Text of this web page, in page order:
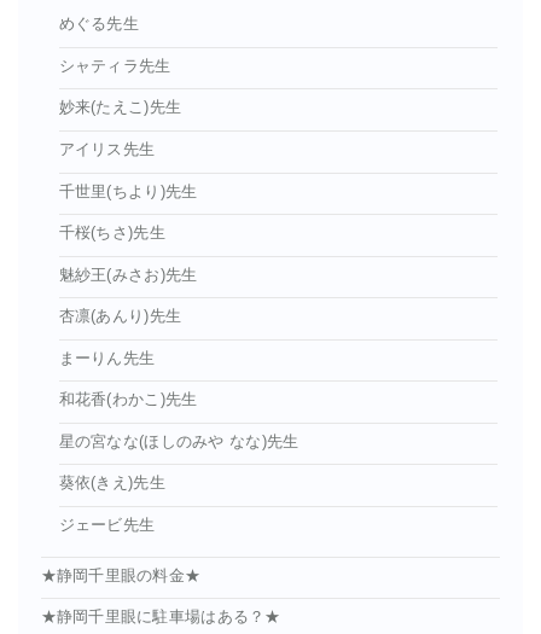
めぐる先生
シャティラ先生
妙来(たえこ)先生
アイリス先生
千世里(ちより)先生
千桜(ちさ)先生
魅紗王(みさお)先生
杏凛(あんり)先生
まーりん先生
和花香(わかこ)先生
星の宮なな(ほしのみや なな)先生
葵依(きえ)先生
ジェービ先生
★静岡千里眼の料金★
★静岡千里眼に駐車場はある？★